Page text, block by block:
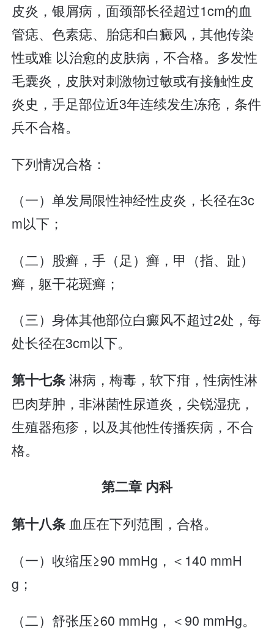
皮炎，银屑病，面颈部长径超过1cm的血
管痣、色素痣、胎痣和白癜风，其他传染
性或难 以治愈的皮肤病，不合格。多发性
毛囊炎，皮肤对刺激物过敏或有接触性皮
炎史，手足部位近3年连续发生冻疮，条件
兵不合格。
下列情况合格：
（一）单发局限性神经性皮炎，长径在3c
m以下；
（二）股癣，手（足）癣，甲（指、趾）
癣，躯干花斑癣；
（三）身体其他部位白癜风不超过2处，每
处长径在3cm以下。
第十七条淋病，梅毒，软下疳，性病性淋
巴肉芽肿，非淋菌性尿道炎，尖锐湿疣，
生殖器疱疹，以及其他性传播疾病，不合
格。
第二章 内科
第十八条 血压在下列范围，合格。
（一）收缩压≥90 mmHg，＜140 mmH
g；
（二）舒张压≥60 mmHg，＜90 mmHg。